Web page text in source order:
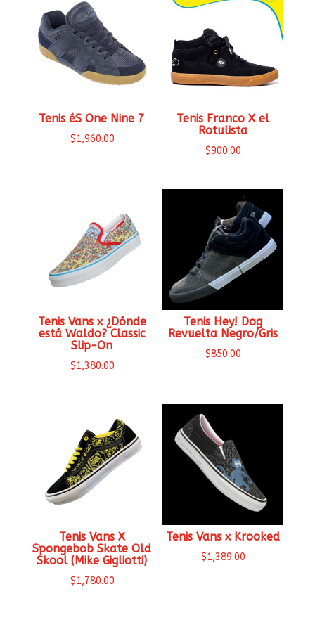
Tenis éS One Nine 7
$1,960.00
Tenis Franco X el
Rotulista
$900.00
Tenis Vans x ¿Dónde
está Waldo? Classic
Slip-On
$1,380.00
Tenis Hey! Dog
Revuelta Negro/Gris
$850.00
Tenis Vans X
Spongebob Skate Old
Skool (Mike Gigliotti)
$1,780.00
Tenis Vans x Krooked
$1,389.00